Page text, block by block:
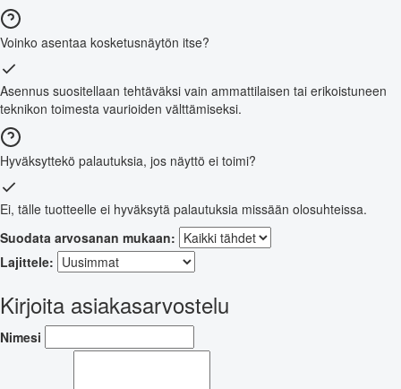
Voinko asentaa kosketusnäytön itse?
Asennus suositellaan tehtäväksi vain ammattilaisen tai erikoistuneen
teknikon toimesta vaurioiden välttämiseksi.
Hyväksyttekö palautuksia, jos näyttö ei toimi?
Ei, tälle tuotteelle ei hyväksytä palautuksia missään olosuhteissa.
Suodata arvosanan mukaan:
Lajittele:
Kirjoita asiakasarvostelu
Nimesi